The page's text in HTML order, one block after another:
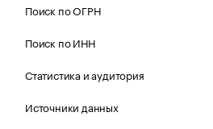
Поиск по ОГРН
Поиск по ИНН
Статистика и аудитория
Источники данных